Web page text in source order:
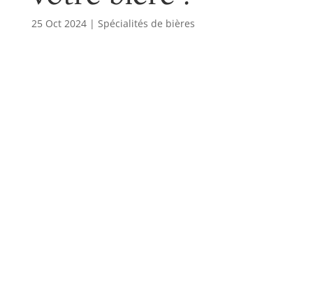
25 Oct 2024| Spécialités de bières